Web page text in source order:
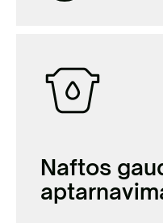
Naftos